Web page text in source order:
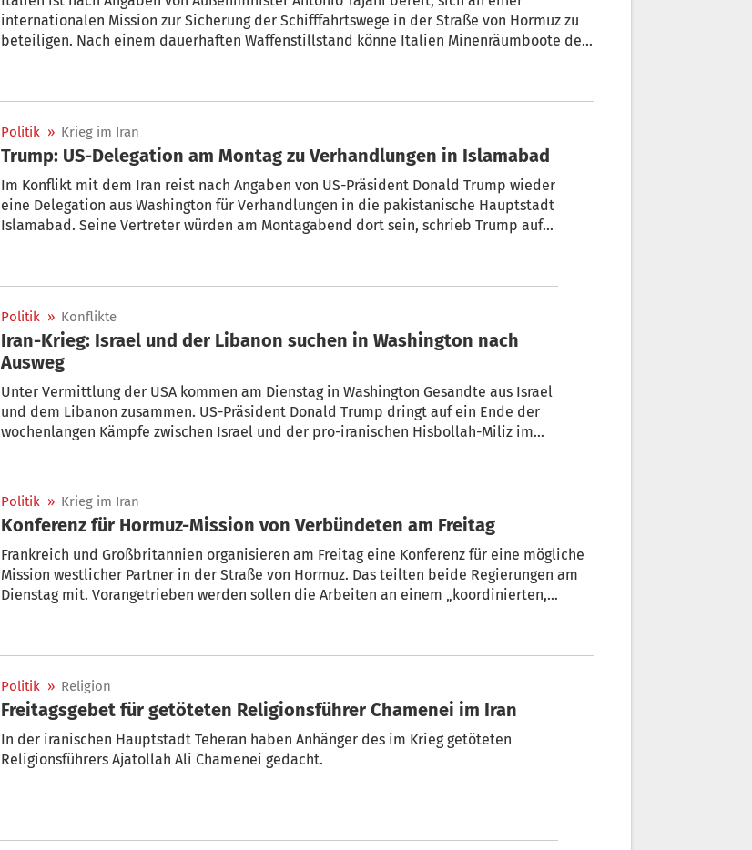
internationalen Mission zur Sicherung der Schifffahrtswege in der Straße von Hormuz zu
beteiligen. Nach einem dauerhaften Waffenstillstand könne Italien Minenräumboote der
Turin am Mittwoch.
Politik » Krieg im Iran
Trump: US-Delegation am Montag zu Verhandlungen in Islamabad
Im Konflikt mit dem Iran reist nach Angaben von US-Präsident Donald Trump wieder
eine Delegation aus Washington für Verhandlungen in die pakistanische Hauptstadt
Islamabad. Seine Vertreter würden am Montagabend dort sein, schrieb Trump auf
Politik » Konflikte
Iran-Krieg: Israel und der Libanon suchen in Washington nach
Ausweg
Unter Vermittlung der USA kommen am Dienstag in Washington Gesandte aus Israel
und dem Libanon zusammen. US-Präsident Donald Trump dringt auf ein Ende der
wochenlangen Kämpfe zwischen Israel und der pro-iranischen Hisbollah-Miliz im
drohen. Ein Ende der Gefechte ist zudem eine Forderung des Iran in den parallel
stattfindenden, von Pakistan vermittelten Friedensgesprächen.
Politik » Krieg im Iran
Konferenz für Hormuz-Mission von Verbündeten am Freitag
Frankreich und Großbritannien organisieren am Freitag eine Konferenz für eine mögliche
Mission westlicher Partner in der Straße von Hormuz. Das teilten beide Regierungen am
Dienstag mit. Vorangetrieben werden sollen die Arbeiten an einem „koordinierten,
Politik » Religion
Freitagsgebet für getöteten Religionsführer Chamenei im Iran
In der iranischen Hauptstadt Teheran haben Anhänger des im Krieg getöteten
Religionsführers Ajatollah Ali Chamenei gedacht.